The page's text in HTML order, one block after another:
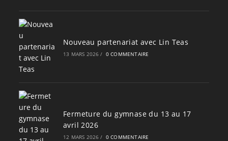
Nouveau partenariat avec Lin Teas
13 MARS 2026 / 0 COMMENTAIRE
Fermeture du gymnase du 13 au 17
avril 2026
12 MARS 2026 / 0 COMMENTAIRE